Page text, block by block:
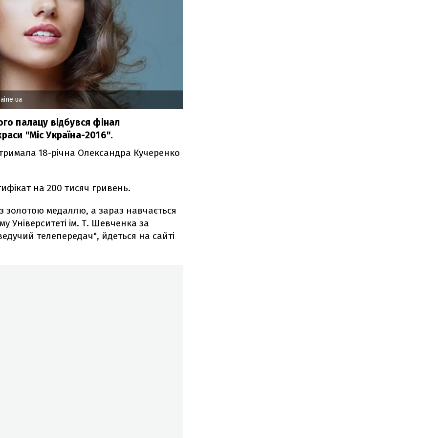
палацу відбувся фінал
"Міс Україна-2016".
18-річна Олександра Кучеренко
на 200 тисяч гривень.
золотою медаллю, а зараз навчається
Університеті ім. Т. Шевченка за
телепередач", йдеться на сайті